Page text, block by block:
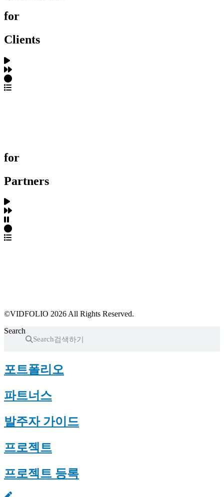
for
Clients
for
Partners
©VIDFOLIO 2026 All Rights Reserved.
Search
Search
포트폴리오
파트너스
발주자 가이드
프로젝트
프로젝트 등록